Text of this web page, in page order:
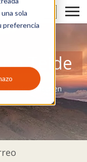
sola
preferencia
Teide
puedes hacer en